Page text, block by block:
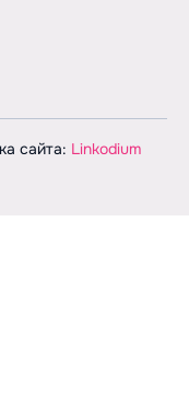
сайта: Linkodium